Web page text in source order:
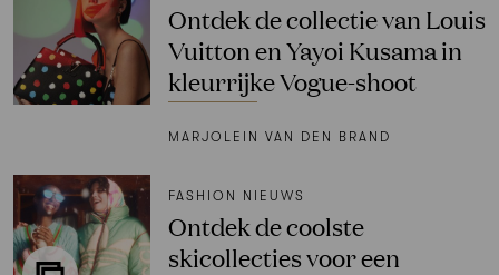
Ontdek de collectie van Louis
Vuitton en Yayoi Kusama in
kleurrijke Vogue-shoot
MARJOLEIN VAN DEN BRAND
FASHION NIEUWS
Ontdek de coolste
skicollecties voor een